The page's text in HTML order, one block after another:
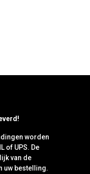
worden
of UPS. De
van de
uw bestelling.